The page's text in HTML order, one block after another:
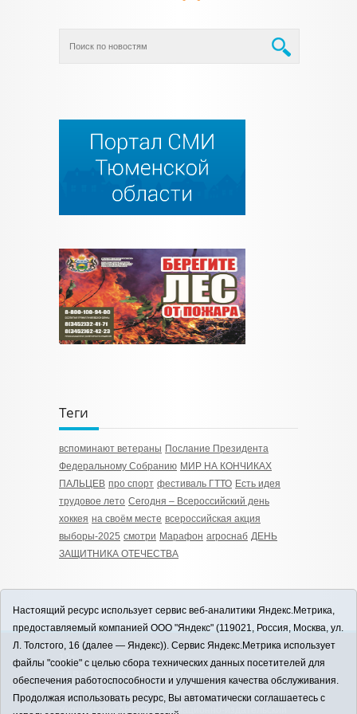
Теги
вспоминают ветераны Послание Президента
Федеральному Собранию МИР НА КОНЧИКАХ
ПАЛЬЦЕВ про спорт фестиваль ГТТО Есть идея
трудовое лето Сегодня – Всероссийский день
хоккея на своём месте всероссийская акция
выборы-2025 смотри Марафон агроснаб ДЕНЬ
ЗАЩИТНИКА ОТЕЧЕСТВА
12+
ЗАВОДОУКОВСК online / Новости
Заводоуковского муниципального округа, 2026
Учредитель: АНО "Информационно-издательский
Настоящий ресурс использует сервис веб-аналитики Яндекс.Метрика,
предоставляемый компанией ООО "Яндекс" (119021, Россия, Москва, ул.
Л. Толстого, 16 (далее — Яндекс)). Сервис Яндекс.Метрика использует
файлы "cookie" с целью сбора технических данных посетителей для
обеспечения работоспособности и улучшения качества обслуживания.
Продолжая использовать ресурс, Вы автоматически соглашаетесь с